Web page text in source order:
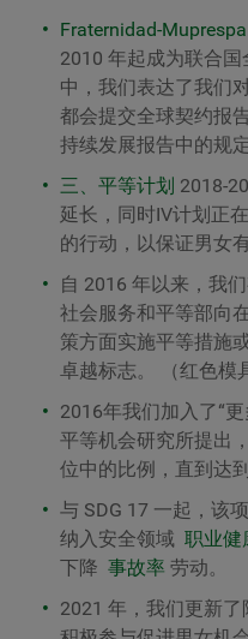
Fraternidad-Muprespa
2010 年起成为联合
中，我们表达了我们
都会提交全球契约报
持续发展报告中的规定
三、平等计划 2018-
延长，同时IV计划正
的行动，以保证男女
自 2016 年以来，我
社会服务和平等部向
策方面实施平等措施
卓越标志。 （红色模
2016年我们加入了“
平等机会研究所提出
位中的比例，直到达
与 SDG 17 一起，该
纳入安全领域 职业健
下降 事故率 劳动。
2021 年，我们更新了